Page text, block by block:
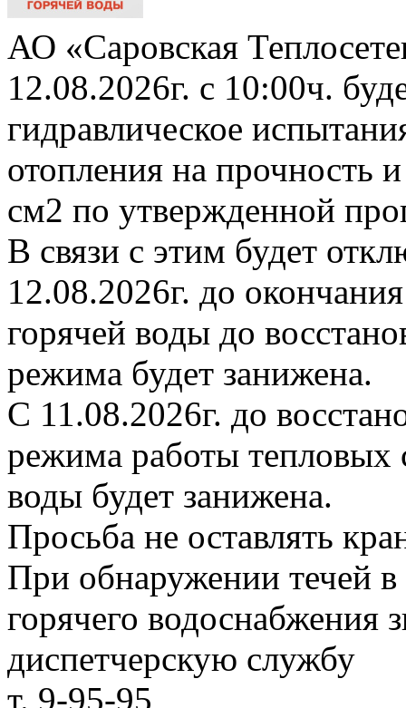
АО «Саровская
12.08.2026г. с 10:00ч.
гидравлическое
отопления на прочность
см2 по утвержденной
В связи с этим будет
12.08.2026г. до
горячей воды до
режима будет занижена.
С 11.08.2026г. до
режима работы тепловых
воды будет занижена.
Просьба не оставлять
При обнаружении течей в
горячего водоснабжения
диспетчерскую службу
т. 9-95-95